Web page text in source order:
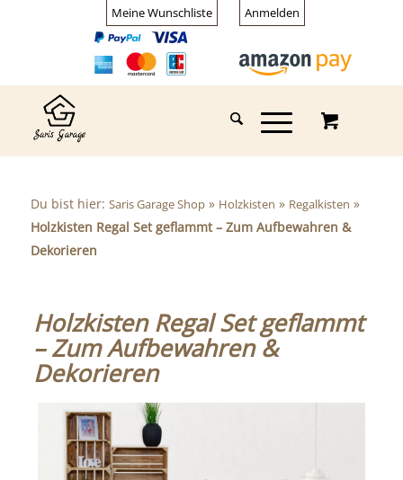
Meine Wunschliste Anmelden
Du bist hier: Saris Garage Shop» Holzkisten » Regalkisten »
Holzkisten Regal Set geflammt – Zum Aufbewahren &
Dekorieren
Holzkisten Regal Set geflammt
– Zum Aufbewahren &
Dekorieren